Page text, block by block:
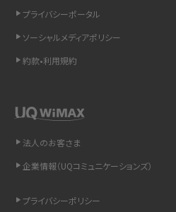
LINEで送信取り消しをする方法は？相手に知
詳しく解説
Wi-Fiを快適に使うための速度はどれくらい
紹介
LINEの着信音や通知音の設定・変更方法を
プライバシーポータル
ソーシャルメディアポリシー
約款•利用規約
法人のお客さま
企業情報（UQコミュニケーションズ）
プライバシーポリシー